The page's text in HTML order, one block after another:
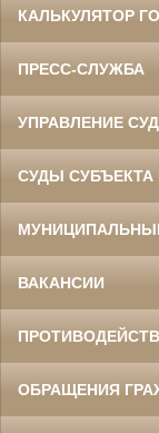
КАЛЬКУЛЯТОР
ПРЕСС-СЛУЖБА
УПРАВЛЕНИЕ
СУДЫ СУБЪЕКТА
ВАКАНСИИ
ОБРАЩЕНИЯ